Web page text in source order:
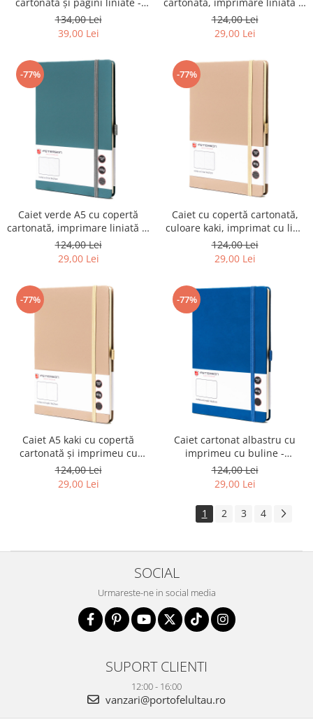
Peterson PTR-PTN NOT-6-LN-
51-9140
134,00 Lei
39,00 Lei
închidere elastică - Peterson
PTR-PTN NOT-6-LN-52-9072
124,00 Lei
29,00 Lei
-77%
Caiet verde A5 cu copertă
cartonată, imprimare liniată și
buclă pentru pix - Peterson
PTR-PTN NOT-6-LN-52-9119
124,00 Lei
29,00 Lei
-77%
Caiet cu copertă cartonată,
culoare kaki, imprimat cu linii
- Peterson PTR-PTN NOT-6-LN-
52-9157
124,00 Lei
29,00 Lei
-77%
Caiet A5 kaki cu copertă
cartonată și imprimeu cu
buline - Peterson PTR-PTN
NOT-6-KP-52-9317
124,00 Lei
29,00 Lei
-77%
Caiet cartonat albastru cu
imprimeu cu buline -
Peterson PTR-PTN NOT-6-KP-
52-9232
124,00 Lei
29,00 Lei
1 2 3 4
SOCIAL
Urmareste-ne in social media
SUPORT CLIENTI
12:00 - 16:00
vanzari@portofelultau.ro